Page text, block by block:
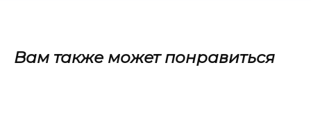
Вам также может понравиться